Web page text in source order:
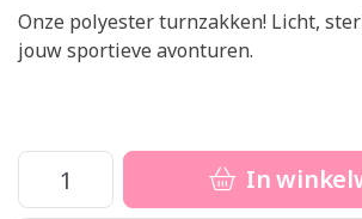
Onze polyester turnzakken! Licht,
jouw sportieve avonturen.
In